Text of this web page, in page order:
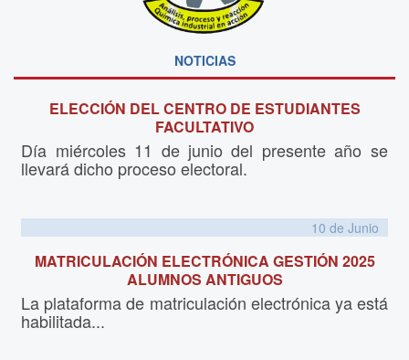
NOTICIAS
ELECCIÓN DEL CENTRO DE ESTUDIANTES
FACULTATIVO
Día miércoles 11 de junio del presente año se
llevará dicho proceso electoral.
10 de Junio
MATRICULACIÓN ELECTRÓNICA GESTIÓN 2025
ALUMNOS ANTIGUOS
La plataforma de matriculación electrónica ya está
habilitada...